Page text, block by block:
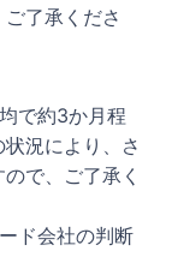
了承くださ
で約3か月程
況により、さ
で、ご了承く
ド会社の判断